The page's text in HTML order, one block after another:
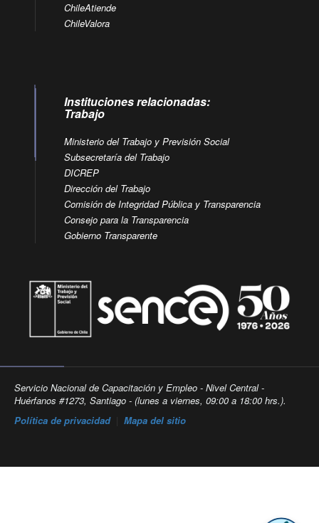
ChileAtiende
ChileValora
Instituciones relacionadas:
Trabajo
Ministerio del Trabajo y Previsión Social
Subsecretaría del Trabajo
DICREP
Dirección del Trabajo
Comisión de Integridad Pública y Transparencia
Consejo para la Transparencia
Gobierno Transparente
Servicio Nacional de Capacitación y Empleo - Nivel Central -
Huérfanos #1273, Santiago - (lunes a viernes, 09:00 a 18:00 hrs.).
Política de privacidad| Mapa del sitio